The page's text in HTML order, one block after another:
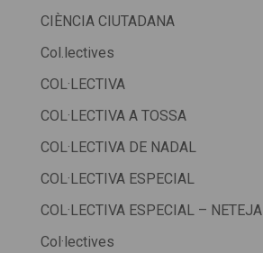
CIÈNCIA CIUTADANA
Col.lectives
COL·LECTIVA
COL·LECTIVA A TOSSA
COL·LECTIVA DE NADAL
COL·LECTIVA ESPECIAL
COL·LECTIVA ESPECIAL – NETEJA
Col·lectives